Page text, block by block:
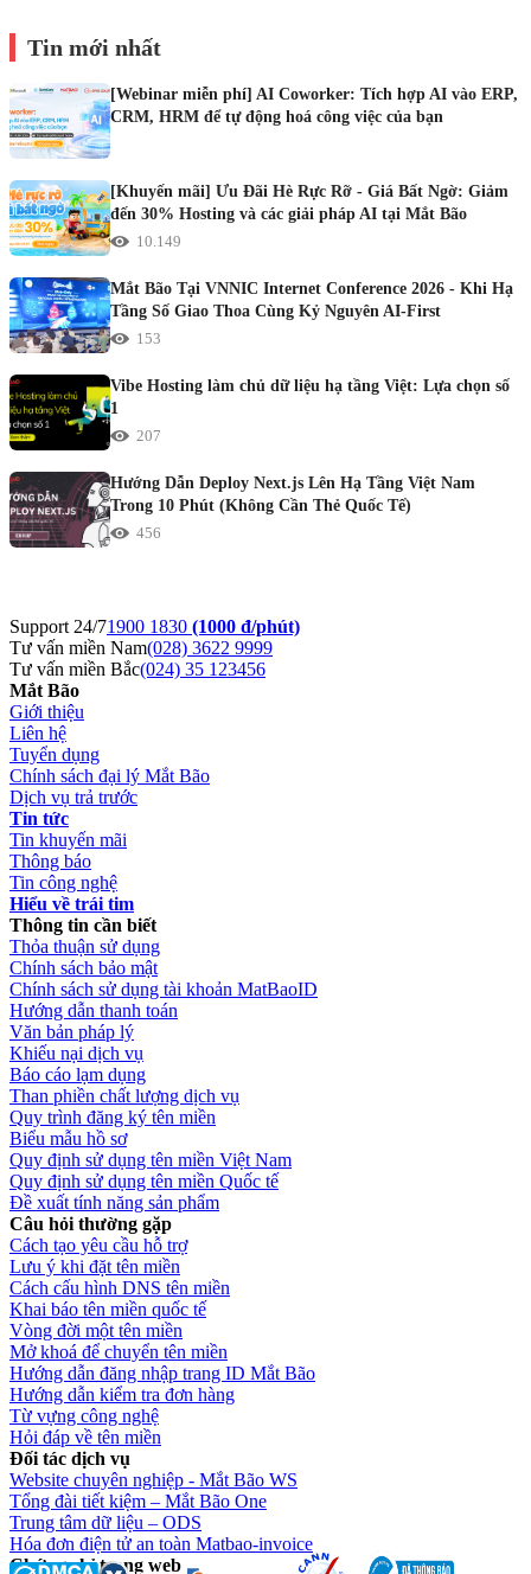
Tin mới nhất
[Webinar miễn phí] AI Coworker: Tích hợp AI vào ERP,
CRM, HRM để tự động hoá công việc của bạn
[Khuyến mãi] Ưu Đãi Hè Rực Rỡ - Giá Bất Ngờ: Giảm
đến 30% Hosting và các giải pháp AI tại Mắt Bão
10.149
Mắt Bão Tại VNNIC Internet Conference 2026 - Khi Hạ
Tầng Số Giao Thoa Cùng Kỷ Nguyên AI-First
153
Vibe Hosting làm chủ dữ liệu hạ tầng Việt: Lựa chọn số
1
207
Hướng Dẫn Deploy Next.js Lên Hạ Tầng Việt Nam
Trong 10 Phút (Không Cần Thẻ Quốc Tế)
456
Support 24/71900 1830 (1000 đ/phút)
Tư vấn miền Nam(028) 3622 9999
Tư vấn miền Bắc(024) 35 123456
Mắt Bão
Giới thiệu
Liên hệ
Tuyển dụng
Chính sách đại lý Mắt Bão
Dịch vụ trả trước
Tin tức
Tin khuyến mãi
Thông báo
Tin công nghệ
Hiểu về trái tim
Thông tin cần biết
Thỏa thuận sử dụng
Chính sách bảo mật
Chính sách sử dụng tài khoản MatBaoID
Hướng dẫn thanh toán
Văn bản pháp lý
Khiếu nại dịch vụ
Báo cáo lạm dụng
Than phiền chất lượng dịch vụ
Quy trình đăng ký tên miền
Biểu mẫu hồ sơ
Quy định sử dụng tên miền Việt Nam
Quy định sử dụng tên miền Quốc tế
Đề xuất tính năng sản phẩm
Câu hỏi thường gặp
Cách tạo yêu cầu hỗ trợ
Lưu ý khi đặt tên miền
Cách cấu hình DNS tên miền
Khai báo tên miền quốc tế
Vòng đời một tên miền
Mở khoá để chuyển tên miền
Hướng dẫn đăng nhập trang ID Mắt Bão
Hướng dẫn kiểm tra đơn hàng
Từ vựng công nghệ
Hỏi đáp về tên miền
Đối tác dịch vụ
Website chuyên nghiệp - Mắt Bão WS
Tổng đài tiết kiệm – Mắt Bão One
Trung tâm dữ liệu – ODS
Hóa đơn điện tử an toàn Matbao-invoice
Chứng chỉ trang web